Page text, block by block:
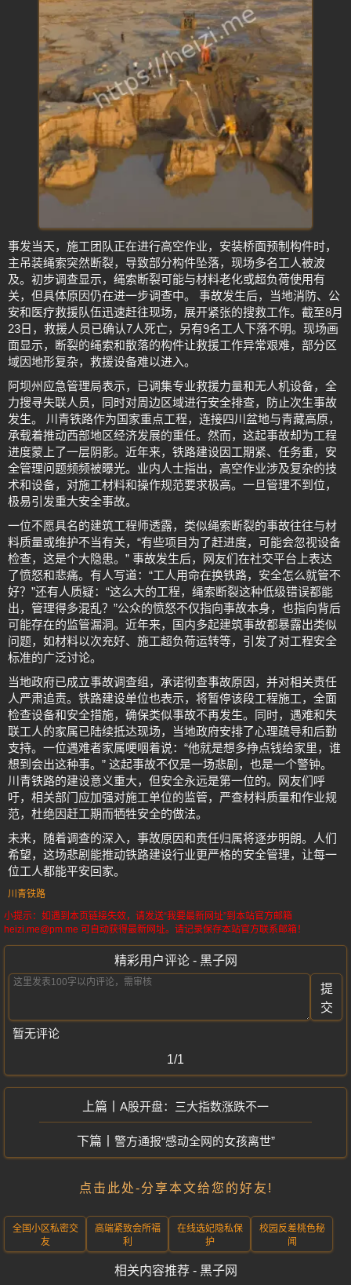
事发当天，施工团队正在进行高空作业，安装桥面预制构件时，
主吊装绳索突然断裂，导致部分构件坠落，现场多名工人被波
及。初步调查显示，绳索断裂可能与材料老化或超负荷使用有
关，但具体原因仍在进一步调查中。 事故发生后，当地消防、公
安和医疗救援队伍迅速赶往现场，展开紧张的搜救工作。截至8月
23日，救援人员已确认7人死亡，另有9名工人下落不明。现场画
面显示，断裂的绳索和散落的构件让救援工作异常艰难，部分区
域因地形复杂，救援设备难以进入。
阿坝州应急管理局表示，已调集专业救援力量和无人机设备，全
力搜寻失联人员，同时对周边区域进行安全排查，防止次生事故
发生。 川青铁路作为国家重点工程，连接四川盆地与青藏高原，
承载着推动西部地区经济发展的重任。然而，这起事故却为工程
进度蒙上了一层阴影。近年来，铁路建设因工期紧、任务重，安
全管理问题频频被曝光。业内人士指出，高空作业涉及复杂的技
术和设备，对施工材料和操作规范要求极高。一旦管理不到位，
极易引发重大安全事故。
一位不愿具名的建筑工程师透露，类似绳索断裂的事故往往与材
料质量或维护不当有关，“有些项目为了赶进度，可能会忽视设备
检查，这是个大隐患。” 事故发生后，网友们在社交平台上表达
了愤怒和悲痛。有人写道：“工人用命在换铁路，安全怎么就管不
好？”还有人质疑：“这么大的工程，绳索断裂这种低级错误都能
出，管理得多混乱？”公众的愤怒不仅指向事故本身，也指向背后
可能存在的监管漏洞。近年来，国内多起建筑事故都暴露出类似
问题，如材料以次充好、施工超负荷运转等，引发了对工程安全
标准的广泛讨论。
当地政府已成立事故调查组，承诺彻查事故原因，并对相关责任
人严肃追责。铁路建设单位也表示，将暂停该段工程施工，全面
检查设备和安全措施，确保类似事故不再发生。同时，遇难和失
联工人的家属已陆续抵达现场，当地政府安排了心理疏导和后勤
支持。一位遇难者家属哽咽着说：“他就是想多挣点钱给家里，谁
想到会出这种事。” 这起事故不仅是一场悲剧，也是一个警钟。
川青铁路的建设意义重大，但安全永远是第一位的。网友们呼
吁，相关部门应加强对施工单位的监管，严查材料质量和作业规
范，杜绝因赶工期而牺牲安全的做法。
未来，随着调查的深入，事故原因和责任归属将逐步明朗。人们
希望，这场悲剧能推动铁路建设行业更严格的安全管理，让每一
位工人都能平安回家。
川青铁路
小提示：如遇到本页链接失效，请发送“我要最新网址”到本站官方邮箱
heizi.me@pm.me 可自动获得最新网址。请记录保存本站官方联系邮箱！
精彩用户评论 - 黑子网
提
交
暂无评论
1/1
A股开盘：三大指数涨跌不一
警方通报“感动全网的女孩离世”
点击此处-分享本文给您的好友!
全国小区私密交
友
高端紧致会所福
利
在线选妃隐私保
护
校园反差桃色秘
闻
相关内容推荐 - 黑子网